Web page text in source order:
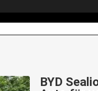
BYD